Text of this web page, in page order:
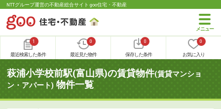
NTTグループ運営の不動産総合サイト goo住宅・不動産
1
最近検索した条件
0
最近見た物件
0
保存した条件
0
お気に入り
萩浦小学校前駅(富山県)の賃貸物件(賃貸マンショ
ン・アパート) 物件一覧